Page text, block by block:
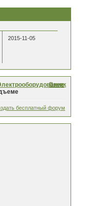
2015-11-05
Вверх
бесплатный форум